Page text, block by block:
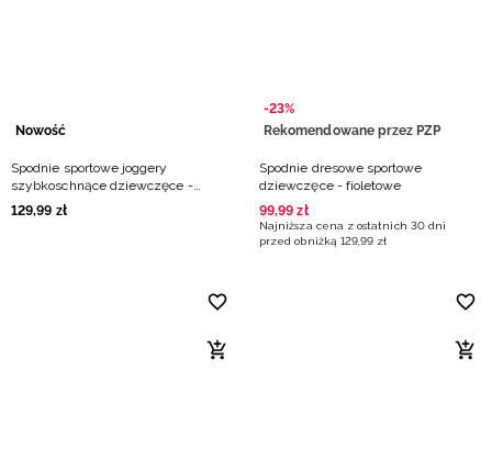
Nowość
Spodnie sportowe joggery
szybkoschnące dziewczęce -
różowe
129,99 zł
-23%
Rekomendowane przez PZP
Spodnie dresowe sportowe
dziewczęce - fioletowe
99,99 zł
Najniższa cena z ostatnich 30 dni
przed obniżką 129,99 zł